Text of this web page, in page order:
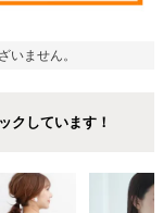
いません。
クしています！